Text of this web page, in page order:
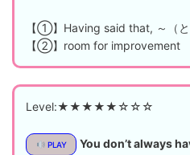
【①】Having said that, ～（と
【②】room for improvement
Level:★★★★★☆☆☆
PLAY
You don’t always